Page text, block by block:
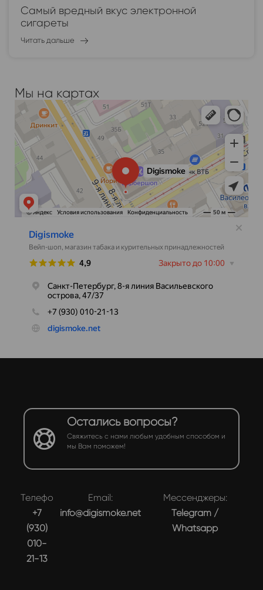
Самый вредный вкус электронной
сигареты
Читать дальше
Мы на картах
Digismoke
Магазин табака и курительных принадлежностей в
Санкт‑Петербурге
Вейп-шоп в Санкт‑Петербурге
Остались вопросы?
Свяжитесь с нами любым удобным способом и
мы Вам поможем!
Телефон:
+7
(930)
010-
21-13
Email:
info@digismoke.net
Мессенджеры:
Telegram /
Whatsapp